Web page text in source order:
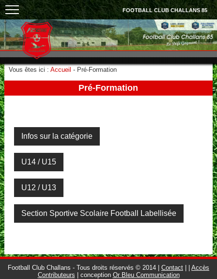
FOOTBALL CLUB CHALLANS 85
Vous êtes ici : Accueil - Pré-Formation
Pré-Formation
Infos sur la catégorie
U14 / U15
U12 / U13
Section Sportive Scolaire Football Labellisée
Football Club Challans - Tous droits réservés © 2014 | Contact
Accès
Contributeurs | conception Or Bleu Communication